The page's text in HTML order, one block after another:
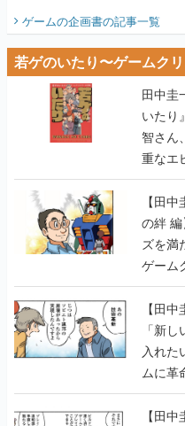
ゲームの企画書の記事一覧
若ゲのいたり〜ゲームク
田中圭
いたり
智さん
重なエ
【田中
の絆
ズを満
ゲーム
【若ゲ
【田
「新
入れた
ムに革
のいた
【田